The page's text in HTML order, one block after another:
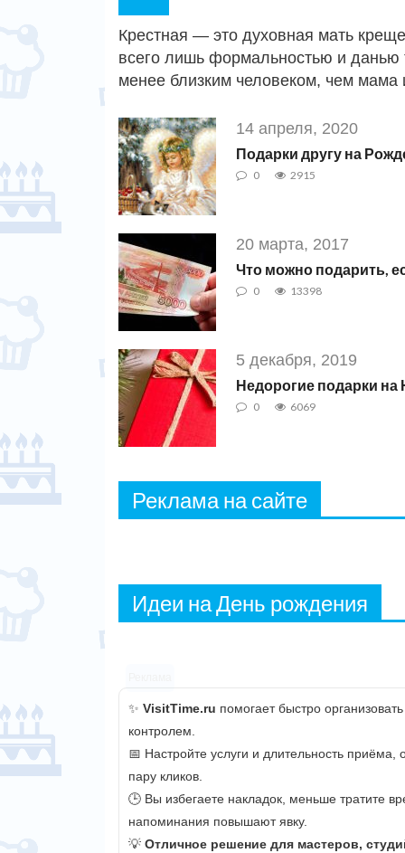
Крестная — это духовная мать
всего лишь формальностью и данью
менее близким человеком, чем
14 апреля, 2020
Подарки другу на
0 2915
20 марта, 2017
Что можно подарить,
0 13398
5 декабря, 2019
Недорогие подарки
0 6069
Реклама на сайте
Идеи на День рождения
✨ VisitTime.ru помогает быстро
контролем.
📅 Настройте услуги и длительность
пару кликов.
🕒 Вы избегаете накладок, меньше тратите
напоминания повышают явку.
💡 Отличное решение для мастеров,